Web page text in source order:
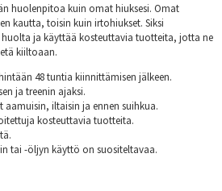
huolenpitoa kuin omat hiuksesi. Omat
kautta, toisin kuin irtohiukset. Siksi
ja käyttää kosteuttavia tuotteita, jotta ne
kiiltoaan.
48 tuntia kiinnittämisen jälkeen.
ja treenin ajaksi.
aamuisin, iltaisin ja ennen suihkua.
kosteuttavia tuotteita.
tai -öljyn käyttö on suositeltavaa.